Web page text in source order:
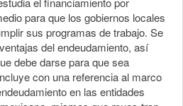
para que los gobiernos locales
sus programas de trabajo. Se
del endeudamiento, así
debe darse para que sea
con una referencia al marco
en las entidades